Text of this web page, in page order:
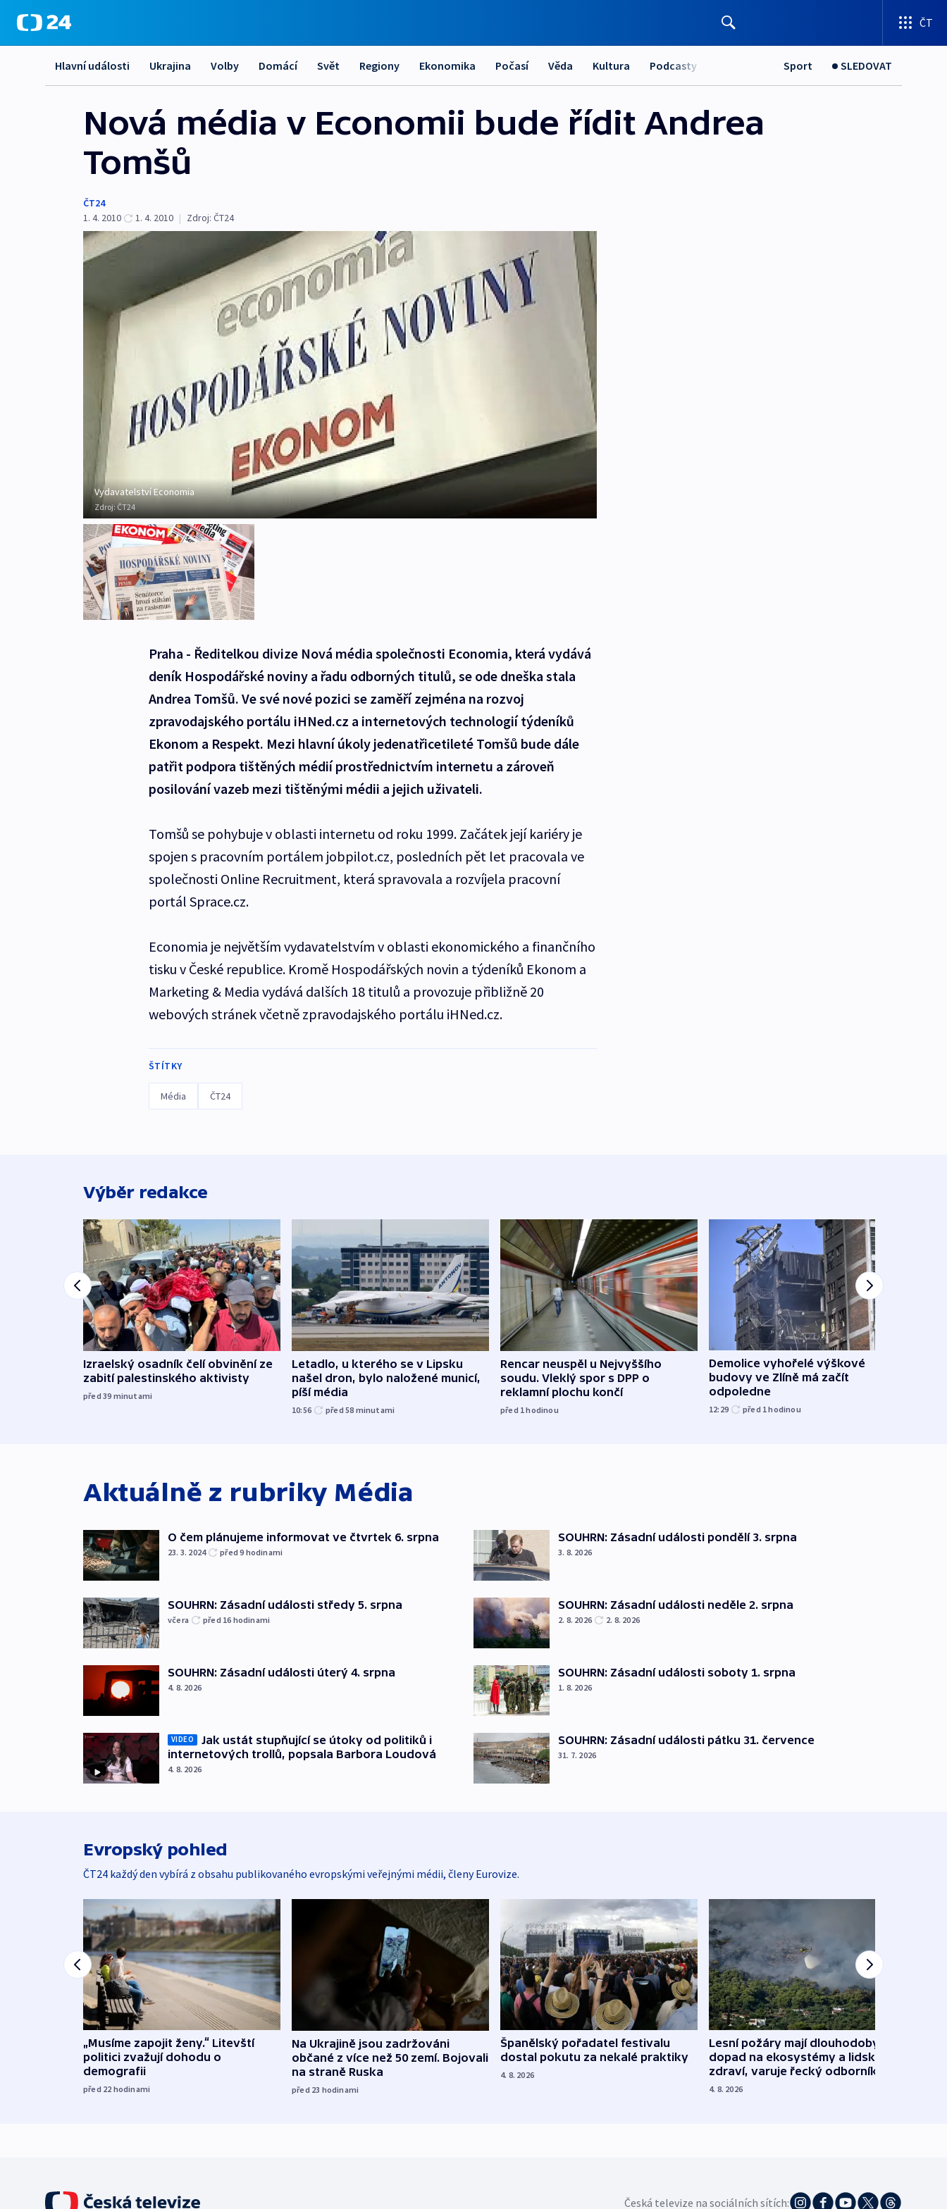
ČT
Hlavní události Ukrajina Volby Domácí Svět Regiony Ekonomika Počasí Věda Kultura Podcasty Sport SLEDOVAT
Nová média v Economii bude řídit Andrea
Tomšů
ČT24
1. 4. 2010
1. 4. 2010 | Zdroj: ČT24
Vydavatelství Economia
Zdroj:ČT24
Praha - Ředitelkou divize Nová média společnosti Economia, která vydává
deník Hospodářské noviny a řadu odborných titulů, se ode dneška stala
Andrea Tomšů. Ve své nové pozici se zaměří zejména na rozvoj
zpravodajského portálu iHNed.cz a internetových technologií týdeníků
Ekonom a Respekt. Mezi hlavní úkoly jedenatřicetileté Tomšů bude dále
patřit podpora tištěných médií prostřednictvím internetu a zároveň
posilování vazeb mezi tištěnými médii a jejich uživateli.
Tomšů se pohybuje v oblasti internetu od roku 1999. Začátek její kariéry je
spojen s pracovním portálem jobpilot.cz, posledních pět let pracovala ve
společnosti Online Recruitment, která spravovala a rozvíjela pracovní
portál Sprace.cz.
Economia je největším vydavatelstvím v oblasti ekonomického a finančního
tisku v České republice. Kromě Hospodářských novin a týdeníků Ekonom a
Marketing & Media vydává dalších 18 titulů a provozuje přibližně 20
webových stránek včetně zpravodajského portálu iHNed.cz.
ŠTÍTKY
Média ČT24
Výběr redakce
Izraelský osadník čelí obvinění ze
zabití palestinského aktivisty
před 39 minutami
Letadlo, u kterého se v Lipsku
našel dron, bylo naložené municí,
píší média
10:56 před 58 minutami
Rencar neuspěl u Nejvyššího
soudu. Vleklý spor s DPP o
reklamní plochu končí
před 1hodinou
Demolice vyhořelé výškové
budovy ve Zlíně má začít
odpoledne
12:29 před 1hodinou
Aktuálně z rubriky Média
O čem plánujeme informovat ve čtvrtek 6. srpna
23. 3. 2024 před 9 hodinami
SOUHRN: Zásadní události středy 5. srpna
včera před 16 hodinami
SOUHRN: Zásadní události úterý 4. srpna
4. 8. 2026
VIDEO
Jak ustát stupňující se útoky od politiků i
internetových trollů, popsala Barbora Loudová
4. 8. 2026
SOUHRN: Zásadní události pondělí 3. srpna
3. 8. 2026
SOUHRN: Zásadní události neděle 2. srpna
2. 8. 2026 2. 8. 2026
SOUHRN: Zásadní události soboty 1. srpna
1. 8. 2026
SOUHRN: Zásadní události pátku 31. července
31. 7. 2026
Evropský pohled
ČT24 každý den vybírá z obsahu publikovaného evropskými veřejnými médii, členy Eurovize.
„Musíme zapojit ženy.“ Litevští
politici zvažují dohodu o
demografii
před 22 hodinami
Na Ukrajině jsou zadržováni
občané z více než 50 zemí. Bojovali
na straně Ruska
před 23 hodinami
Španělský pořadatel festivalu
dostal pokutu za nekalé praktiky
4. 8. 2026
Lesní požáry mají dlouhodobý
dopad na ekosystémy a lidské
zdraví, varuje řecký odborník
4. 8. 2026
Česká televize na sociálních sítích: